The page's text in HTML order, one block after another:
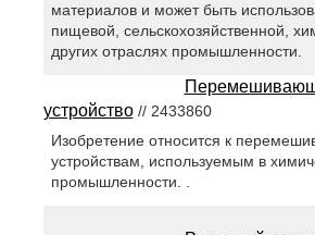
материалов и может быть
пищевой, сельскохозяйственной,
других отраслях промышленности.
устройство// 2433860
Изобретение относится к
устройствам, используемым в
промышленности. .